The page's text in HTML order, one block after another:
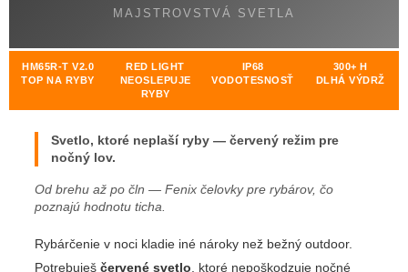
MAJSTROVSTVÁ SVETLA
HM65R-T V2.0
TOP NA RYBY
RED LIGHT
NEOSLEPUJE
RYBY
IP68
VODOTESNOSŤ
300+ H
DLHÁ VÝDRŽ
Svetlo, ktoré neplaší ryby — červený režim pre
nočný lov.
Od brehu až po čln — Fenix čelovky pre rybárov, čo
poznajú hodnotu ticha.
Rybárčenie v noci kladie iné nároky než bežný outdoor.
Potrebuješ červené svetlo , ktoré nepoškodzuje nočné